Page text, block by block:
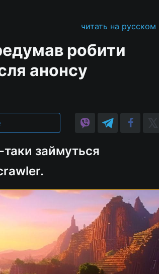
читать на русском
робити
анонсу
займуться